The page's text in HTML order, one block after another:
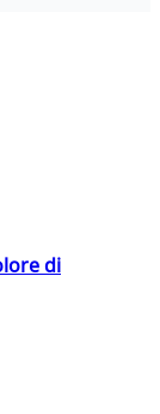
di